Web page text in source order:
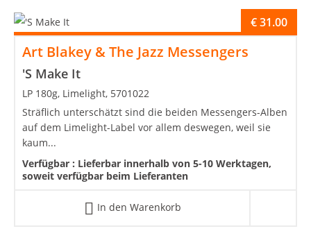
Art Blakey & The Jazz Messengers
'S Make It
€31.00
LP 180g, Limelight, 5701022
Sträflich unterschätzt sind die beiden Messengers-Alben
auf dem Limelight-Label vor allem deswegen, weil sie
kaum...
Verfügbar : Lieferbar innerhalb von 5-10 Werktagen,
soweit verfügbar beim Lieferanten
In den Warenkorb